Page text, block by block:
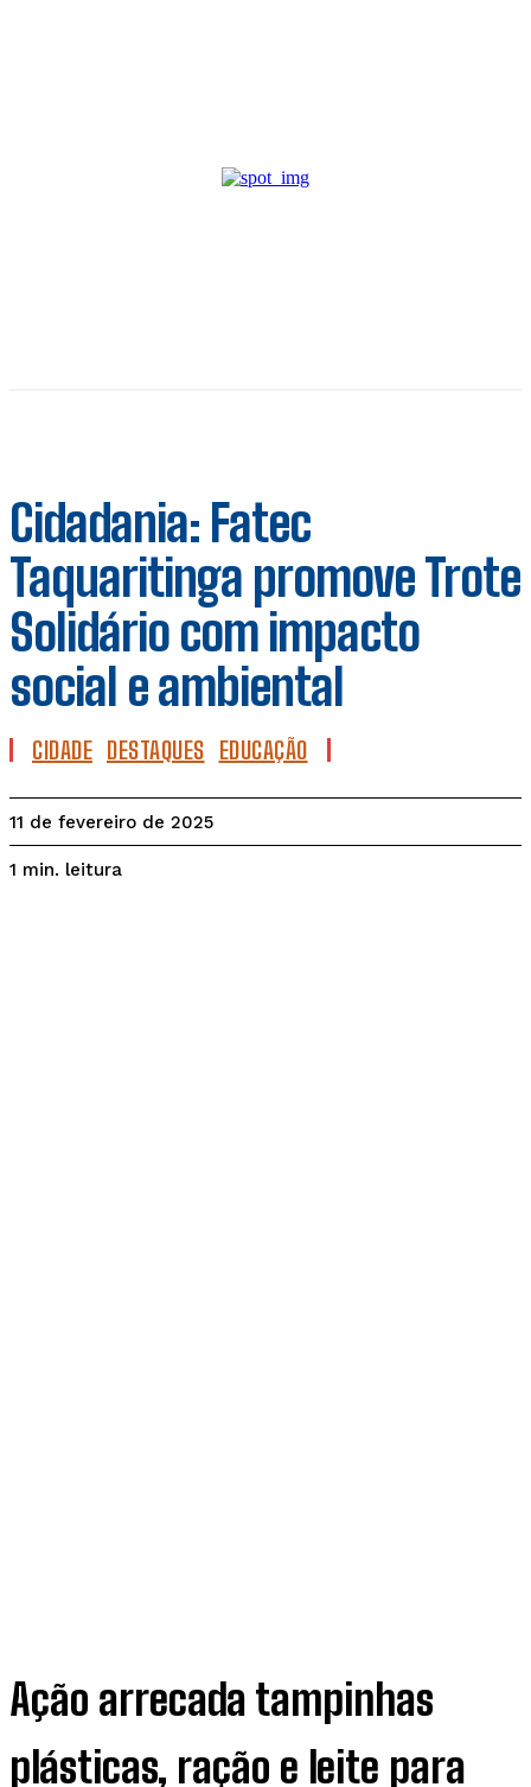
Cidadania: Fatec
Taquaritinga promove Trote
Solidário com impacto
social e ambiental
CIDADE DESTAQUES EDUCAÇÃO
11 de fevereiro de 2025
1 min. leitura
Ação arrecada tampinhas
plásticas, ração e leite para